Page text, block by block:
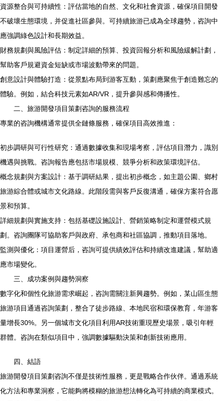
資源整合與可持續性：評估當地的自然、文化和社會資源，確保項目開發
不破壞生態環境，并促進社區參與。可持續旅游已成為全球趨勢，咨詢中
應強調綠色設計和長期效益。
財務規劃與風險評估：制定詳細的預算、投資回報分析和風險緩解計劃，
幫助客戶規避資金短缺或市場波動帶來的問題。
創意設計與體驗打造：從景點布局到游客互動，策劃應聚焦于創造難忘的
體驗。例如，結合科技元素如AR/VR，提升參與感和傳播性。
二、旅游開發項目策劃咨詢的服務流程
專業的咨詢機構通常提供全鏈條服務，確保項目高效推進：
初步調研與可行性研究：通過數據收集和現場考察，評估項目潛力，識別
機遇與挑戰。咨詢報告應包括市場規模、競爭分析和政策環境評估。
概念規劃與方案設計：基于調研結果，提出初步概念，如主題公園、鄉村
旅游綜合體或城市文化路線。此階段需與客戶反復溝通，確保方案符合愿
景和預算。
詳細規劃與實施支持：包括基礎設施設計、營銷策略制定和運營模式規
劃。咨詢團隊可協助客戶與政府、承包商和社區協調，推動項目落地。
監測與優化：項目運營后，咨詢可提供績效評估和持續改進建議，幫助適
應市場變化。
三、成功案例與趨勢洞察
數字化和個性化旅游需求崛起，咨詢需關注新興趨勢。例如，某山區生態
旅游項目通過咨詢策劃，整合了徒步路線、本地民宿和環保教育，年游客
量增長30%。另一個城市文化項目利用AR技術重現歷史場景，吸引年輕
群體。咨詢在類似項目中，強調數據驅動決策和創新技術應用。
四、結語
旅游開發項目策劃咨詢不僅是技術性服務，更是戰略合作伙伴。通過系統
化方法和專業洞察，它能夠將模糊的旅游想法轉化為可持續的商業模式。